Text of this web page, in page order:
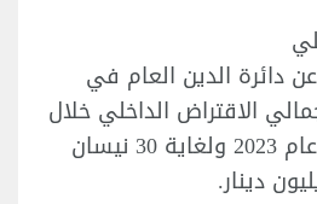
دائرة الدين العام في
الاقتراض الداخلي خلال
الفترة الممتدة من عام 2023 ولغاية 30 نيسان